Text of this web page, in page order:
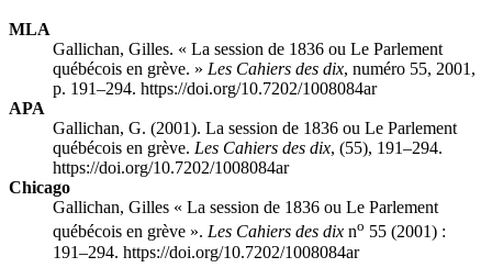
MLA
Gallichan, Gilles. « La session de 1836 ou Le Parlement
québécois en grève. » Les Cahiers des dix, numéro 55, 2001,
p. 191–294. https://doi.org/10.7202/1008084ar
APA
Gallichan, G. (2001). La session de 1836 ou Le Parlement
québécois en grève. Les Cahiers des dix, (55), 191–294.
https://doi.org/10.7202/1008084ar
Chicago
Gallichan, Gilles « La session de 1836 ou Le Parlement
québécois en grève ». Les Cahiers des dix no 55 (2001) :
191–294. https://doi.org/10.7202/1008084ar